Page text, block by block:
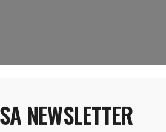
pretendemos partilhar convosco
NEWSLETTER